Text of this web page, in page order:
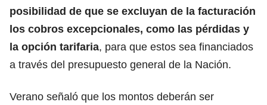
posibilidad de que se excluyan de la facturación
los cobros excepcionales, como las pérdidas y
la opción tarifaria, para que estos sea financiados
a través del presupuesto general de la Nación.
Verano señaló que los montos deberán ser